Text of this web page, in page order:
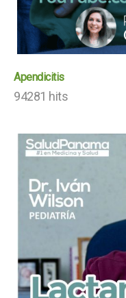
Apendicitis
94281 hits